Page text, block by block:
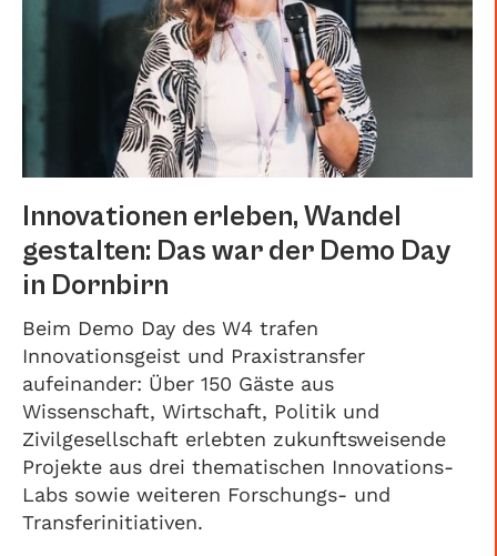
Innovationen erleben, Wandel
gestalten: Das war der Demo Day
in Dornbirn
Beim Demo Day des W4 trafen
Innovationsgeist und Praxistransfer
aufeinander: Über 150 Gäste aus
Wissenschaft, Wirtschaft, Politik und
Zivilgesellschaft erlebten zukunftsweisende
Projekte aus drei thematischen Innovations-
Labs sowie weiteren Forschungs- und
Transferinitiativen.